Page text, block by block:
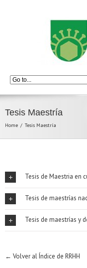
Tesis Maestría
Home Tesis Maestría
Tesis de Maestria en
Tesis de maestrías
Tesis de maestrías y
← Volver al Índice de RRHH